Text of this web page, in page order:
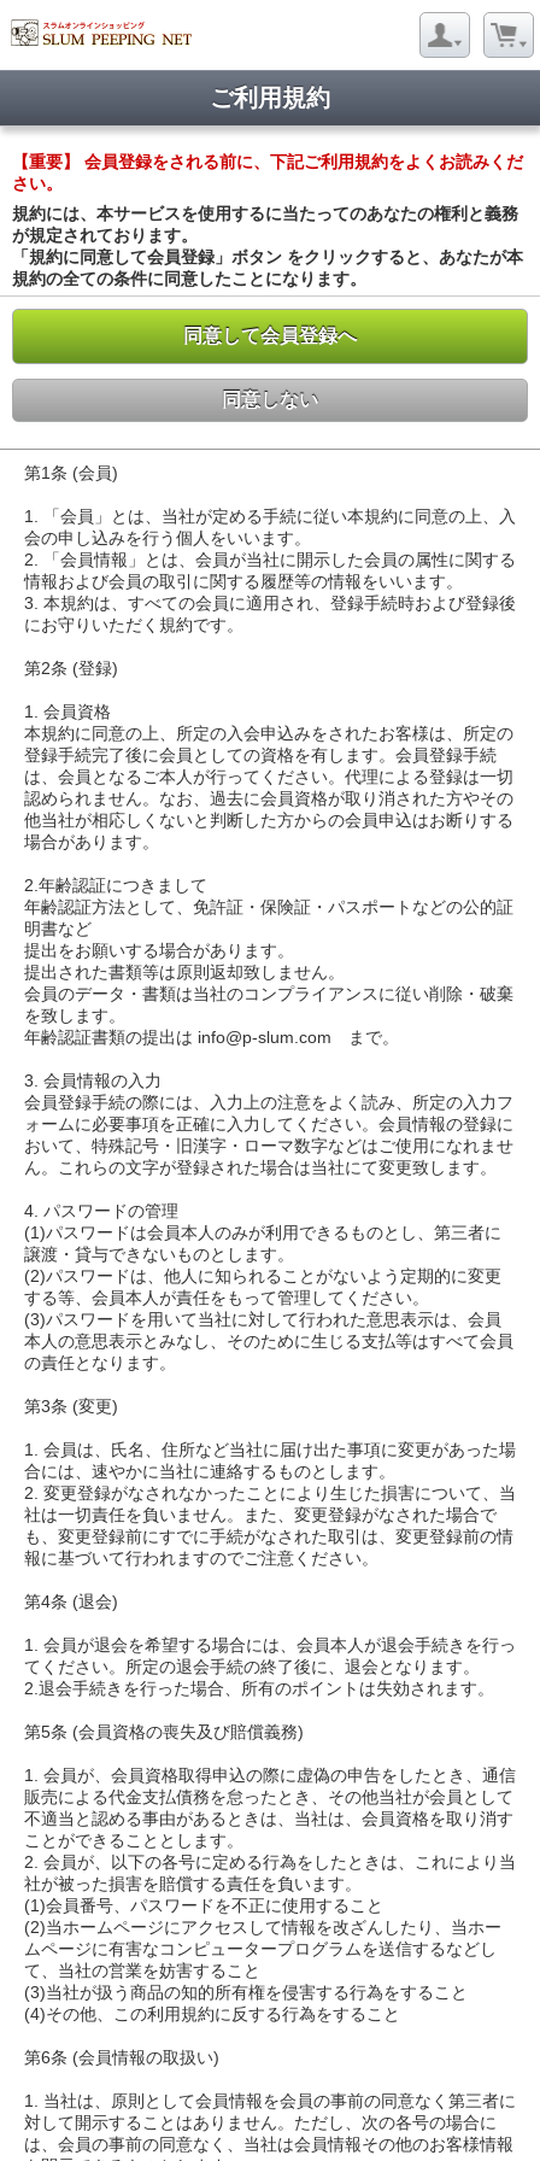
ご利用規約
【重要】 会員登録をされる前に、下記ご利用規約をよくお読みくだ
さい。
規約には、本サービスを使用するに当たってのあなたの権利と義務
が規定されております。
「規約に同意して会員登録」ボタン をクリックすると、あなたが本
規約の全ての条件に同意したことになります。
同意して会員登録へ
同意しない
第1条 (会員)
1. 「会員」とは、当社が定める手続に従い本規約に同意の上、入
会の申し込みを行う個人をいいます。
2. 「会員情報」とは、会員が当社に開示した会員の属性に関する
情報および会員の取引に関する履歴等の情報をいいます。
3. 本規約は、すべての会員に適用され、登録手続時および登録後
にお守りいただく規約です。
第2条 (登録)
1. 会員資格
本規約に同意の上、所定の入会申込みをされたお客様は、所定の
登録手続完了後に会員としての資格を有します。会員登録手続
は、会員となるご本人が行ってください。代理による登録は一切
認められません。なお、過去に会員資格が取り消された方やその
他当社が相応しくないと判断した方からの会員申込はお断りする
場合があります。
2.年齢認証につきまして
年齢認証方法として、免許証・保険証・パスポートなどの公的証
明書など
提出をお願いする場合があります。
提出された書類等は原則返却致しません。
会員のデータ・書類は当社のコンプライアンスに従い削除・破棄
を致します。
年齢認証書類の提出は info@p-slum.com まで。
3. 会員情報の入力
会員登録手続の際には、入力上の注意をよく読み、所定の入力フ
ォームに必要事項を正確に入力してください。会員情報の登録に
おいて、特殊記号・旧漢字・ローマ数字などはご使用になれませ
ん。これらの文字が登録された場合は当社にて変更致します。
4. パスワードの管理
(1)パスワードは会員本人のみが利用できるものとし、第三者に
譲渡・貸与できないものとします。
(2)パスワードは、他人に知られることがないよう定期的に変更
する等、会員本人が責任をもって管理してください。
(3)パスワードを用いて当社に対して行われた意思表示は、会員
本人の意思表示とみなし、そのために生じる支払等はすべて会員
の責任となります。
第3条 (変更)
1. 会員は、氏名、住所など当社に届け出た事項に変更があった場
合には、速やかに当社に連絡するものとします。
2. 変更登録がなされなかったことにより生じた損害について、当
社は一切責任を負いません。また、変更登録がなされた場合で
も、変更登録前にすでに手続がなされた取引は、変更登録前の情
報に基づいて行われますのでご注意ください。
第4条 (退会)
1. 会員が退会を希望する場合には、会員本人が退会手続きを行っ
てください。所定の退会手続の終了後に、退会となります。
2.退会手続きを行った場合、所有のポイントは失効されます。
第5条 (会員資格の喪失及び賠償義務)
1. 会員が、会員資格取得申込の際に虚偽の申告をしたとき、通信
販売による代金支払債務を怠ったとき、その他当社が会員として
不適当と認める事由があるときは、当社は、会員資格を取り消す
ことができることとします。
2. 会員が、以下の各号に定める行為をしたときは、これにより当
社が被った損害を賠償する責任を負います。
(1)会員番号、パスワードを不正に使用すること
(2)当ホームページにアクセスして情報を改ざんしたり、当ホー
ムページに有害なコンピュータープログラムを送信するなどし
て、当社の営業を妨害すること
(3)当社が扱う商品の知的所有権を侵害する行為をすること
(4)その他、この利用規約に反する行為をすること
第6条 (会員情報の取扱い)
1. 当社は、原則として会員情報を会員の事前の同意なく第三者に
対して開示することはありません。ただし、次の各号の場合に
は、会員の事前の同意なく、当社は会員情報その他のお客様情報